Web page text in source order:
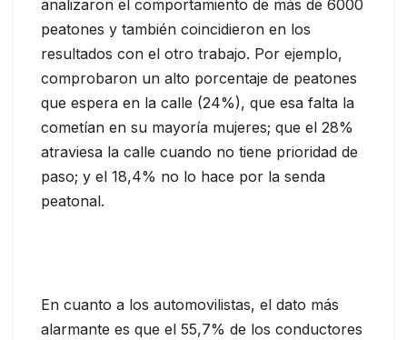
analizaron el comportamiento de más de 6000
peatones y también coincidieron en los
resultados con el otro trabajo. Por ejemplo,
comprobaron un alto porcentaje de peatones
que espera en la calle (24%), que esa falta la
cometían en su mayoría mujeres; que el 28%
atraviesa la calle cuando no tiene prioridad de
paso; y el 18,4% no lo hace por la senda
peatonal.
En cuanto a los automovilistas, el dato más
alarmante es que el 55,7% de los conductores